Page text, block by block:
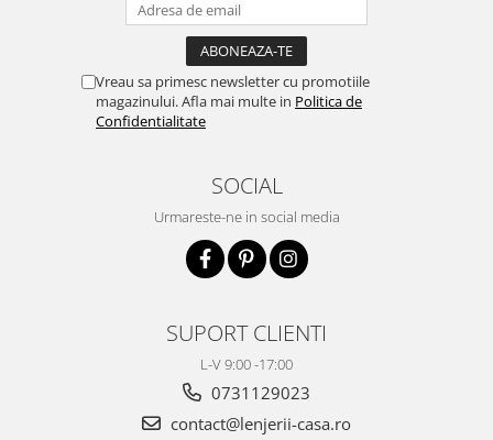
Vreau sa primesc newsletter cu promotiile
magazinului. Afla mai multe in Politica de
Confidentialitate
SOCIAL
Urmareste-ne in social media
SUPORT CLIENTI
L-V 9:00 -17:00
0731129023
contact@lenjerii-casa.ro